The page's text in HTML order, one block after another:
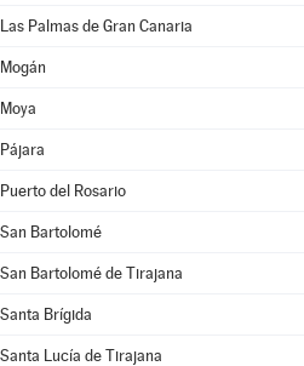
Las Palmas de Gran Canaria
Mogán
Moya
Pájara
Puerto del Rosario
San Bartolomé
San Bartolomé de Tirajana
Santa Brígida
Santa Lucía de Tirajana